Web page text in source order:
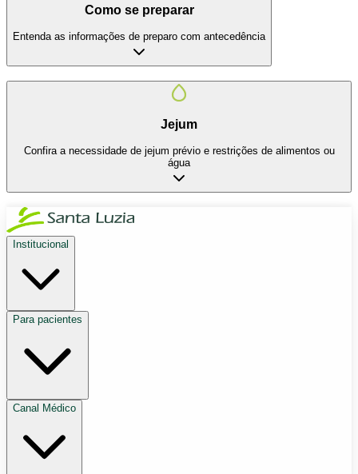
Como se preparar
Entenda as informações de preparo com antecedência
Jejum
Confira a necessidade de jejum prévio e restrições de alimentos ou
água
Institucional
Para pacientes
Canal Médico